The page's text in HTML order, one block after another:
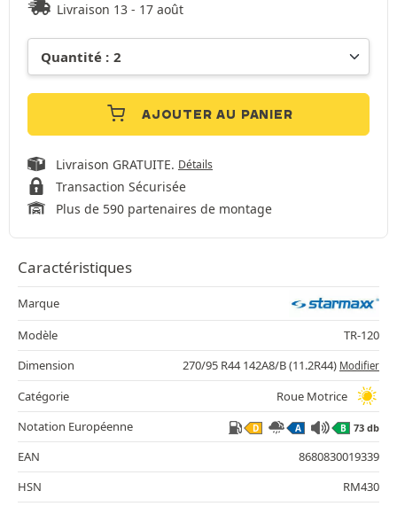
Livraison 13 - 17 août
AJOUTER AU PANIER
Livraison GRATUITE. Détails
Transaction Sécurisée
Plus de 590 partenaires de montage
Caractéristiques
Marque
Modèle
TR-120
Dimension
270/95 R44 142A8/B (11.2R44) Modifier
Catégorie
Roue Motrice
Notation Européenne
D A B 73 db
EAN
8680830019339
HSN
RM430